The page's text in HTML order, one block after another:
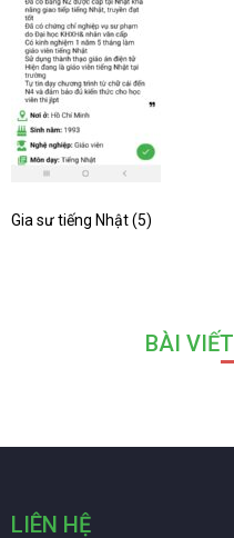
Gia sư tiếng Nhật (5)
BÀI
LIÊN HỆ